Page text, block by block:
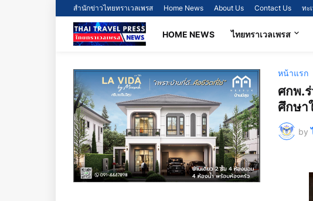
สำนักข่าวไทยทราเวลเพรส Home News About Us Contact Us ทะ
HOME NEWS ไทยทราเวลเพรส
หน้าแรก
ศกพ.
ศึกษา
by